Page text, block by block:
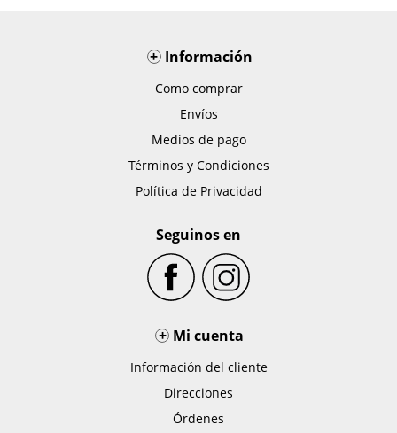
+Información
Como comprar
Envíos
Medios de pago
Términos y Condiciones
Política de Privacidad
Seguinos en
+ Mi cuenta
Información del cliente
Direcciones
Órdenes